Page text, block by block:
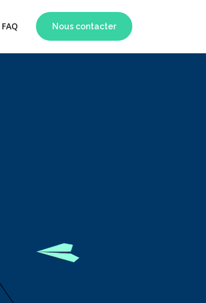
FAQ Nous contacter